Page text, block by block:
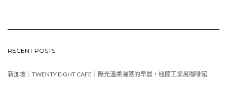
RECENT POSTS
新加坡｜TWENTY EIGHT CAFE｜陽光溫柔灑落的早晨，極簡工業風咖啡館